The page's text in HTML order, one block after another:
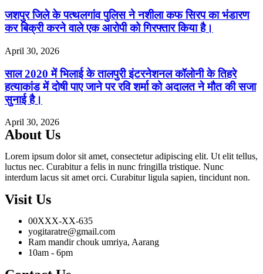
जशपुर जिले के पत्थलगांव पुलिस ने नशीला कफ सिरप का भंडारण
कर बिक्री करने वाले एक आरोपी को गिरफ्तार किया है।
April 30, 2026
साल 2020 में भिलाई के तालपुरी इंटरनेशनल कॉलोनी के तिहरे
हत्याकांड में दोषी पाए जाने पर रवि शर्मा को अदालत ने मौत की सजा
सुनाई है।
April 30, 2026
About Us
Lorem ipsum dolor sit amet, consectetur adipiscing elit. Ut elit tellus,
luctus nec. Curabitur a felis in nunc fringilla tristique. Nunc
interdum lacus sit amet orci. Curabitur ligula sapien, tincidunt non.
Visit Us
00XXX-XX-635
yogitaratre@gmail.com
Ram mandir chouk umriya, Aarang
10am - 6pm